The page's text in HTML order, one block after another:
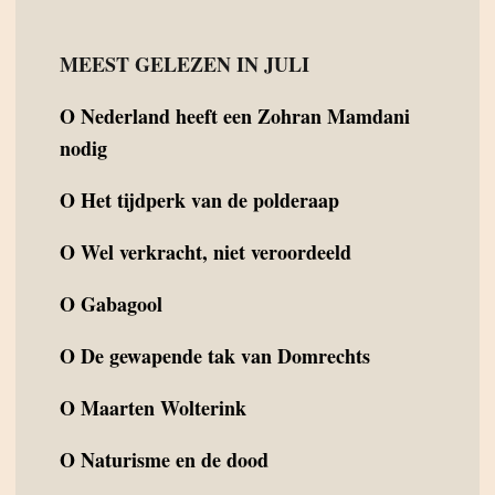
MEEST GELEZEN IN JULI
ONederland heeft een Zohran Mamdani
nodig
OHet tijdperk van de polderaap
OWel verkracht, niet veroordeeld
OGabagool
ODe gewapende tak van Domrechts
OMaarten Wolterink
ONaturisme en de dood